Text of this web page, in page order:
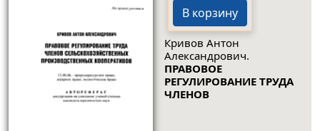
В корзину
Кривов Антон
Александрович.
ПРАВОВОЕ
РЕГУЛИРОВАНИЕ ТРУДА
ЧЛЕНОВ